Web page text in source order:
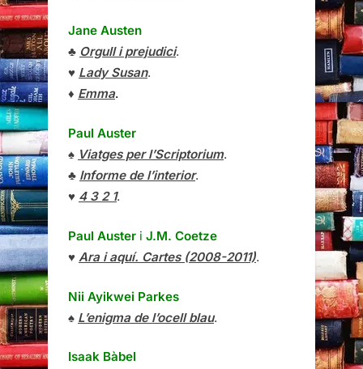
Jane Austen
♣ Orgull i prejudici.
♥ Lady Susan.
♦ Emma.
Paul Auster
♠ Viatges per l’Scriptorium.
♣ Informe de l’interior.
♥ 4 3 2 1.
Paul Auster i J.M. Coetze
♥ Ara i aquí. Cartes (2008-2011).
Nii Ayikwei Parkes
♠ L’enigma de l’ocell blau.
Isaak Bàbel